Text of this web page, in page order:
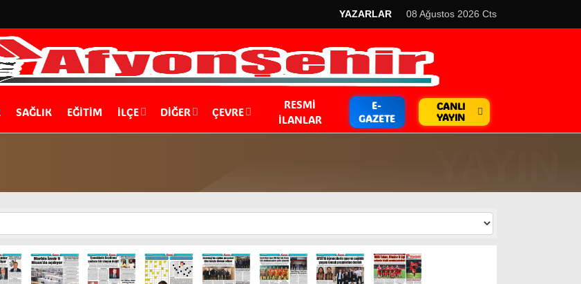
YAZARLAR 08 Ağustos 2026 Cts
SAĞLIK EĞİTİM İLÇE DIĞER ÇEVRE
RESMI
İLANLAR
E-
GAZETE
CANLI
YAYIN